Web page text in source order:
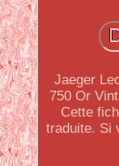
Jaeger
750 Or
Cette
traduite. Si